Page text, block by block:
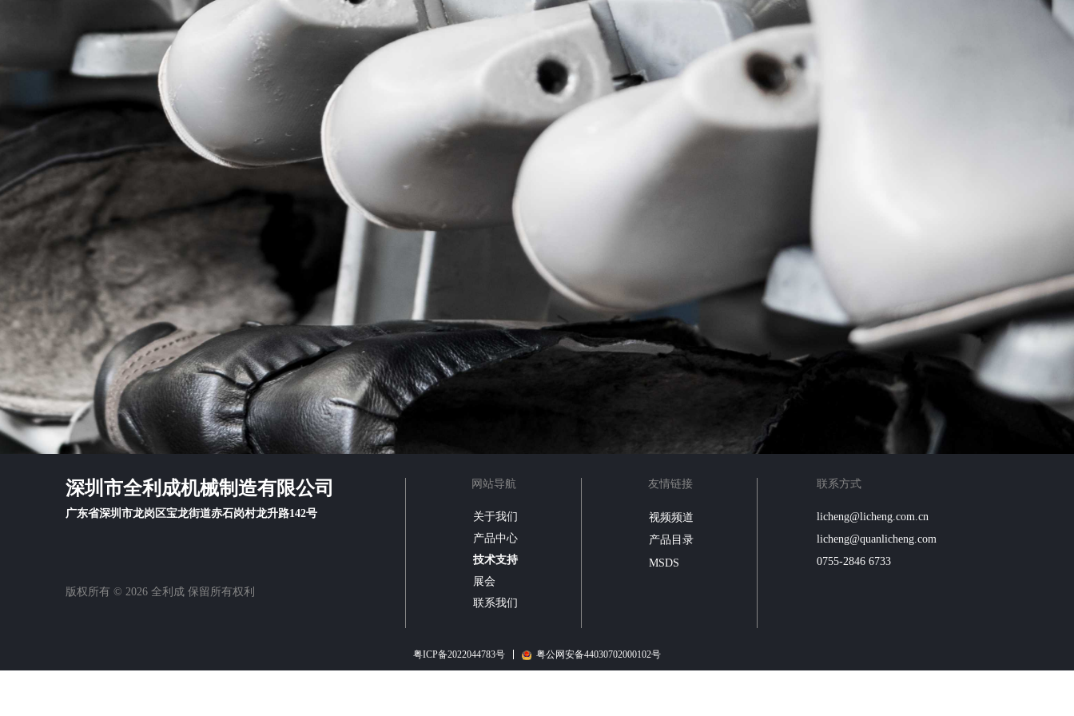
licheng@licheng.com.cn
licheng@quanlicheng.com
0755-2846 6733
版权所有 © 2026 全利成 保留所有权利
深圳市全利成机械制造有限公司
广东省深圳市龙岗区宝龙街道赤石岗村龙升路142号
网站导航
关于我们
产品中心
技术支持
展会
联系我们
友情链接
视频频道
产品目录
MSDS
联系方式
粤ICP备2022044783号 粤公网安备44030702000102号